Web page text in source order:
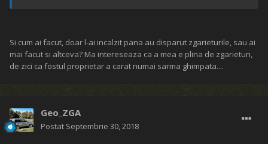
Si cum ai facut, doar l-ai incalzit pana au disparut zgarieturile, sau ai
mai facut si altceva? Ma intereseaza ca a mea e plina de zgarieturi,
de zici ca fostul proprietar a carat numai sarma ghimpata....
Geo_ZGA
Postat Septembrie 30, 2018